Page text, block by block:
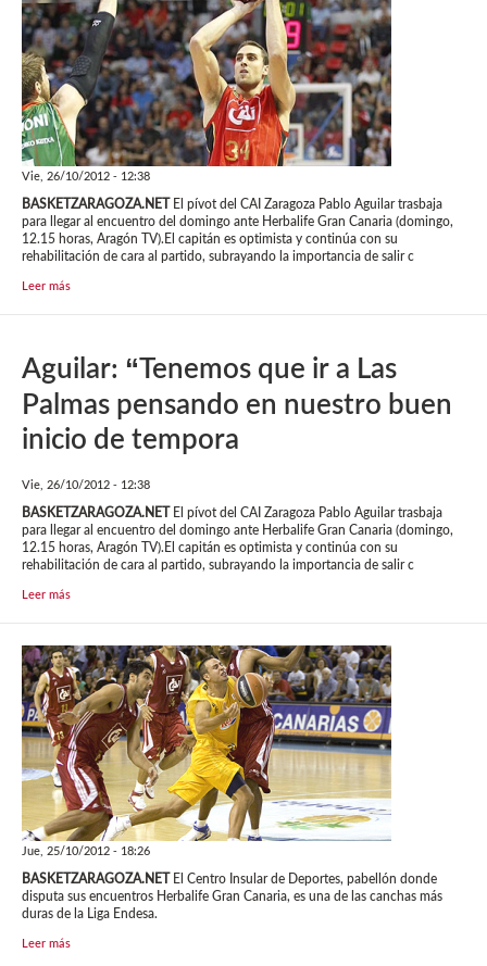
Vie, 26/10/2012 - 12:38
BASKETZARAGOZA.NETEl pívot del CAI Zaragoza Pablo Aguilar trasbaja
para llegar al encuentro del domingo ante Herbalife Gran Canaria (domingo,
12.15 horas, Aragón TV).El capitán es optimista y continúa con su
rehabilitación de cara al partido, subrayando la importancia de salir c
Leer más
Aguilar: “Tenemos que ir a Las
Palmas pensando en nuestro buen
inicio de tempora
Vie, 26/10/2012 - 12:38
BASKETZARAGOZA.NETEl pívot del CAI Zaragoza Pablo Aguilar trasbaja
para llegar al encuentro del domingo ante Herbalife Gran Canaria (domingo,
12.15 horas, Aragón TV).El capitán es optimista y continúa con su
rehabilitación de cara al partido, subrayando la importancia de salir c
Leer más
Jue, 25/10/2012 - 18:26
BASKETZARAGOZA.NETEl Centro Insular de Deportes, pabellón donde
disputa sus encuentros Herbalife Gran Canaria, es una de las canchas más
duras de la Liga Endesa.
Leer más